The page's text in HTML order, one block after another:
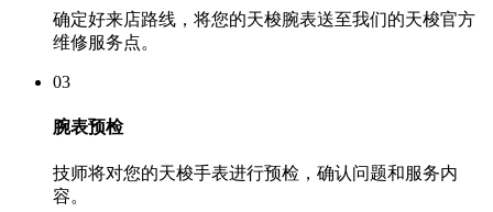
确定好来店路线，将您的天梭腕表送至我们的天梭官方
维修服务点。
03
腕表预检
技师将对您的天梭手表进行预检，确认问题和服务内
容。